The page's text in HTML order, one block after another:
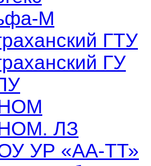
М
ГТУ
ГУ
ЛЗ
УР «АА-ТТ»